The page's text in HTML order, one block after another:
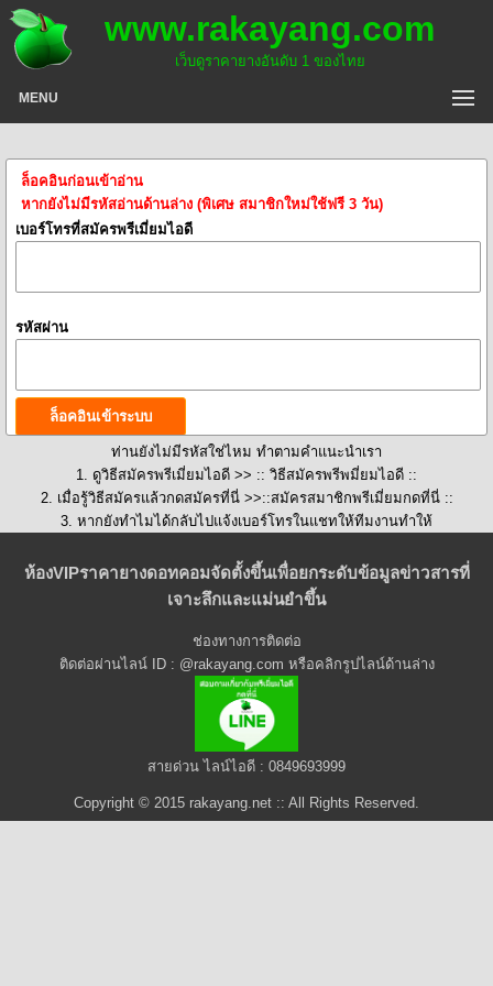
www.rakayang.com
เว็บดูราคายางอันดับ 1 ของไทย
MENU
ล็อคอินก่อนเข้าอ่าน
หากยังไม่มีรหัสอ่านด้านล่าง (พิเศษ สมาชิกใหม่ใช้ฟรี 3 วัน)
เบอร์โทรที่สมัครพรีเมี่ยมไอดี
รหัสผ่าน
ท่านยังไม่มีรหัสใช่ไหม ทำตามคำแนะนำเรา
1. ดูวิธีสมัครพรีเมี่ยมไอดี >> :: วิธีสมัครพรีพมี่ยมไอดี ::
2. เมื่อรู้วิธีสมัครแล้วกดสมัครที่นี่ >>::สมัครสมาชิกพรีเมี่ยมกดที่นี่ ::
3. หากยังทำไมได้กลับไปแจ้งเบอร์โทรในแชทให้ทีมงานทำให้
ห้องVIPราคายางดอทคอมจัดตั้งขึ้นเพื่อยกระดับข้อมูลข่าวสารที่
เจาะลึกและแม่นยำขึ้น
ช่องทางการติดต่อ
ติดต่อผ่านไลน์ ID : @rakayang.com หรือคลิกรูปไลน์ด้านล่าง
สายด่วน ไลน์ไอดี : 0849693999
Copyright © 2015 rakayang.net :: All Rights Reserved.